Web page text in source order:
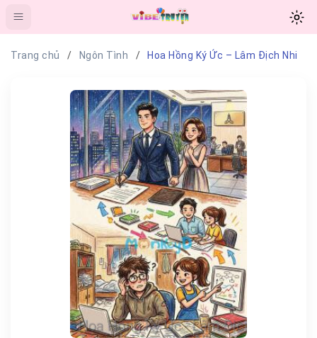
Trang chủ Ngôn Tình Hoa Hồng Ký Ức – Lâm Địch Nhi